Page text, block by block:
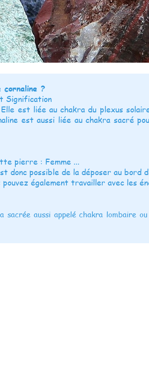
?
Signification
est liée au chakra du plexus
est aussi liée au chakra sacré
pierre : Femme ...
donc possible de la déposer au
également travailler avec les
sacrée aussi appelé chakra lombaire